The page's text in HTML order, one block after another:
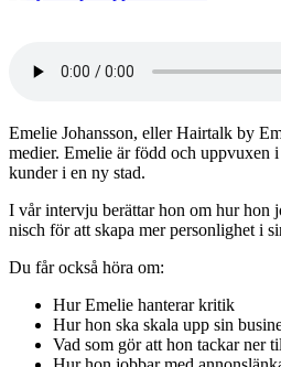
Emelie Johansson, eller Hairtalk by
medier. Emelie är född och uppvuxen
kunder i en ny stad.
I vår intervju berättar hon om hur hon
nisch för att skapa mer personlighet i
Du får också höra om:
Hur Emelie hanterar kritik
Hur hon ska skala upp sin
Vad som gör att hon tackar ner